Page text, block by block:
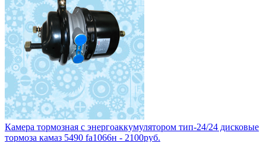
Камера тормозная с энергоаккумулятором тип-24/24 дисковые
тормоза камаз 5490 fa1066н - 2100руб.